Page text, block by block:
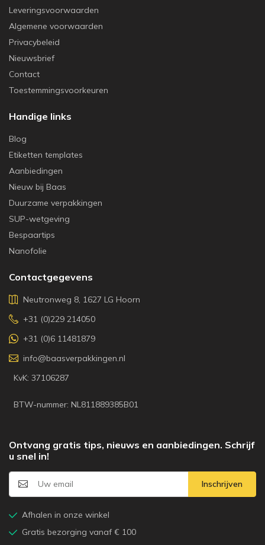
Leveringsvoorwaarden
Algemene voorwaarden
Privacybeleid
Nieuwsbrief
Contact
Toestemmingsvoorkeuren
Handige links
Blog
Etiketten templates
Aanbiedingen
Nieuw bij Baas
Duurzame verpakkingen
SUP-wetgeving
Bespaartips
Nanofolie
Contactgegevens
Neutronweg 8, 1627 LG Hoorn
+31 (0)229 214050
+31 (0)6 11481879
info@baasverpakkingen.nl
KvK: 37106287
BTW-nummer: NL811889385B01
Ontvang gratis tips, nieuws en aanbiedingen. Schrijf
u snel in!
Inschrijven
Afhalen in onze winkel
Gratis bezorging vanaf € 100